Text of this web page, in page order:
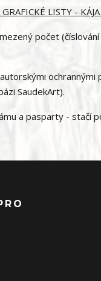
LISTY -
počet
SaudekArt).
a pasparty - stačí